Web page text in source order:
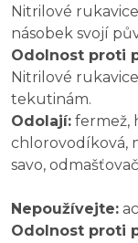
Nitrilové
násobek svojí
Odolnost proti
Nitrilové
tekutinám.
Odolají: fermež,
chlorovodíková,
savo,
Nepoužívejte:
Odolnost proti